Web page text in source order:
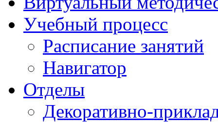
Учебный процесс
Расписание занятий
Навигатор
Отделы
Декоративно-